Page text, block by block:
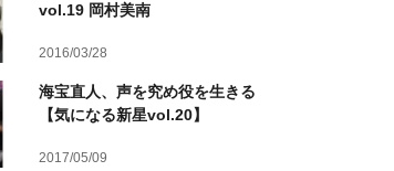
vol.19 岡村美南
2016/03/28
海宝直人、声を究め役を生きる
【気になる新星vol.20】
2017/05/09